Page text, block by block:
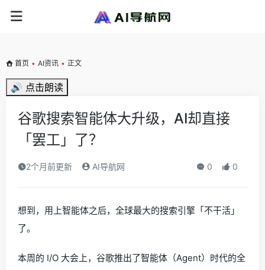
首页 • AI资讯 • 正文
🔊 点击朗读
谷歌搜索智能体大升级，AI却直接
「罢工」了？
2个月前更新 AI导航网 0 0
想到，用上智能体之后，全球最大的搜索引擎「不干活」
了。
本周的 I/O 大会上，谷歌推出了智能体（Agent）时代的全